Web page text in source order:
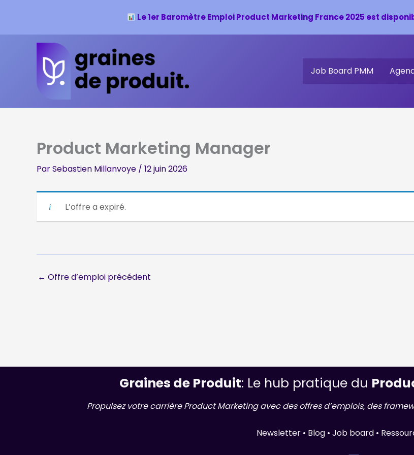
Job Board PMM
Product Marketing Manager
ParSebastien Millanvoye / 12 juin 2026
L’offre a expiré.
← Offre d’emploi précédent
Graines de Produit: Le hub pratique du
Propulsez votre carrière Product Marketing avec des offres d’emplois, des
Newsletter • Blog • Job board •
Le 1er Baromètre Emploi Product Marketing France 2025 est